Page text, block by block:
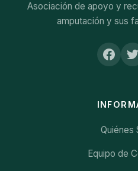
Asociación de apoyo y
amputación y sus
Quiénes
Equipo de